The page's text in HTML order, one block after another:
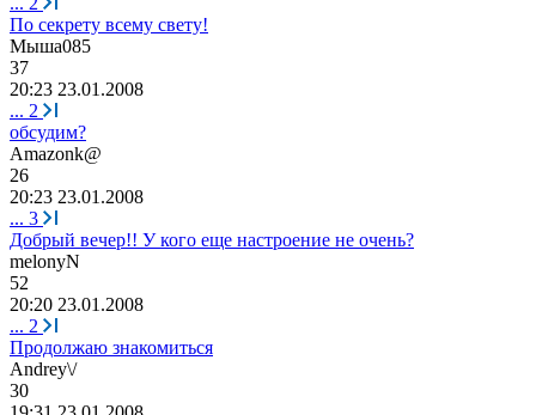
По секрету всему свету!
Мыша085
37
20:23 23.01.2008
... 2
обсудим?
Amazonk@
26
20:23 23.01.2008
... 3
Добрый вечер!! У кого еще настроение не очень?
melonyN
52
20:20 23.01.2008
... 2
Продолжаю знакомиться
Andrеу\/
30